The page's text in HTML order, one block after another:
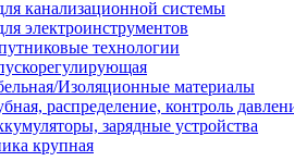
канализационной системы
электроинструментов
технологии
Изоляционные материалы
распределение, контроль
зарядные устройства
крупная